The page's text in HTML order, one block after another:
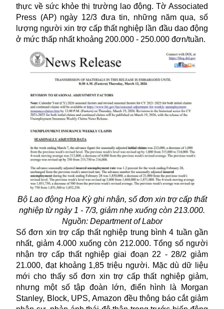
thực về sức khỏe thị trường lao động. Tờ Associated
Press (AP) ngày 12/3 đưa tin, những năm qua, số
lượng người xin trợ cấp thất nghiệp lần đầu dao động
ở mức thấp nhất khoảng 200.000 - 250.000 đơn/tuần.
Bộ Lao động Hoa Kỳ ghi nhận, số đơn xin trợ cấp thất
nghiệp từ ngày 1 - 7/3, giảm nhẹ xuống còn 213.000.
Nguồn: Department of Labor
Số đơn xin trợ cấp thất nghiệp trung bình 4 tuần gần
nhất, giảm 4.000 xuống còn 212.000. Tổng số người
nhận trợ cấp thất nghiệp giai đoạn 22 - 28/2 giảm
21.000, đạt khoảng 1,85 triệu người. Mặc dù dữ liệu
mới cho thấy số đơn xin trợ cấp thất nghiệp giảm,
nhưng một số tập đoàn lớn, điển hình là Morgan
Stanley, Block, UPS, Amazon đều thông báo cắt giảm